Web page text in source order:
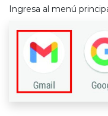
Ingresa al menú